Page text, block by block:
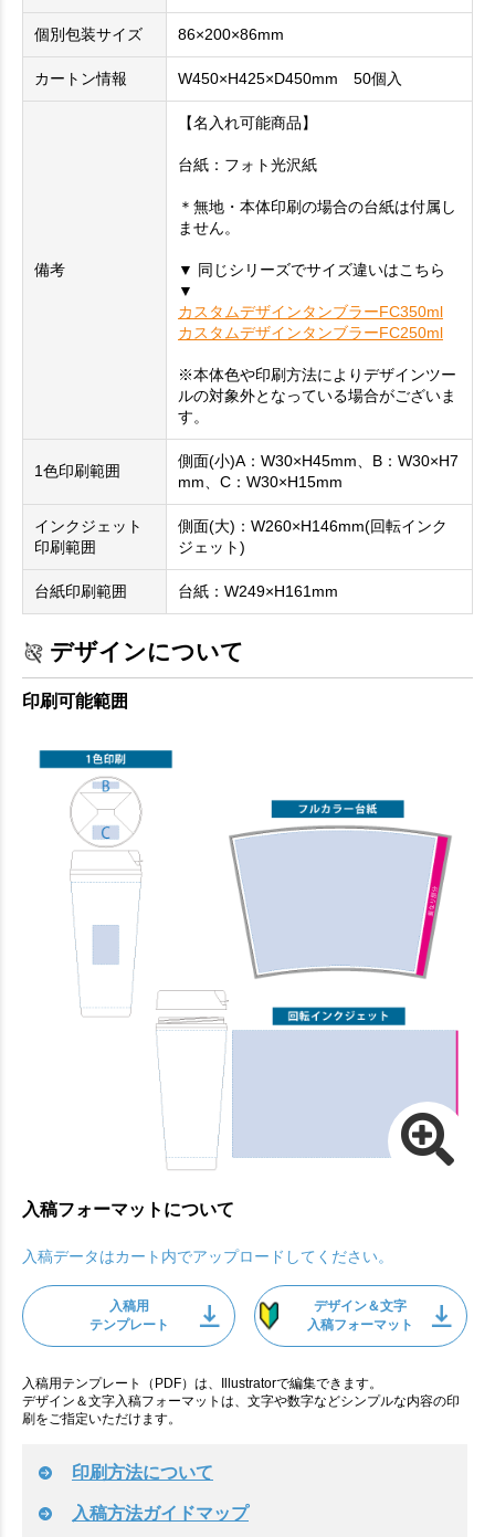
個別包装サイズ 86×200×86mm
カートン情報 W450×H425×D450mm 50個入
備考
【名入れ可能商品】
台紙：フォト光沢紙
＊無地・本体印刷の場合の台紙は付属し
ません。
▼ 同じシリーズでサイズ違いはこちら
▼
カスタムデザインタンブラーFC350ml
カスタムデザインタンブラーFC250ml
※本体色や印刷方法によりデザインツー
ルの対象外となっている場合がございま
す。
1色印刷範囲
側面(小)A：W30×H45mm、B：W30×H7
mm、C：W30×H15mm
インクジェット
印刷範囲
側面(大)：W260×H146mm(回転インク
ジェット)
台紙印刷範囲 台紙：W249×H161mm
デザインについて
印刷可能範囲
入稿フォーマットについて
入稿データはカート内でアップロードしてください。
入稿用
テンプレート
デザイン＆文字
入稿フォーマット
入稿用テンプレート（PDF）は、Illustratorで編集できます。
デザイン＆文字入稿フォーマットは、文字や数字などシンプルな内容の印
刷をご指定いただけます。
印刷方法について
入稿方法ガイドマップ